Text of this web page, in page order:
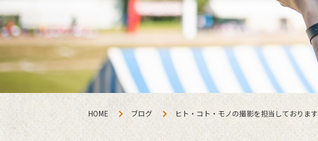
HOME ブログ ヒト・コト・モノの撮影を担当しております